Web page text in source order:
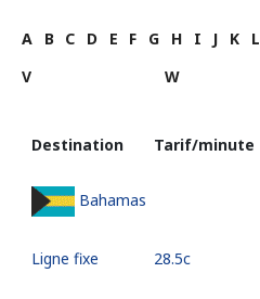
A B C D E F G H I J K L
V
W
Destination Tarif/minute
Bahamas
Ligne fixe ⁦28.5c⁩